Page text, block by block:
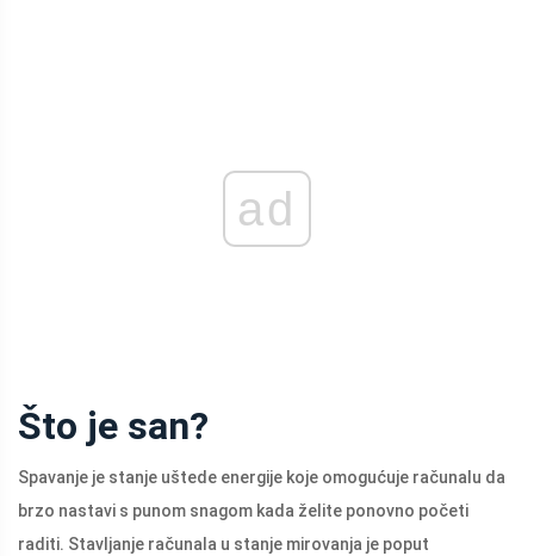
ad
Što je san?
Spavanje je stanje uštede energije koje omogućuje računalu da
brzo nastavi s punom snagom kada želite ponovno početi
raditi. Stavljanje računala u stanje mirovanja je poput